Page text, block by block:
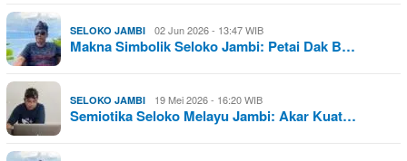
SELOKO JAMBI 02 Jun 2026 - 13:47 WIB
Makna Simbolik Seloko Jambi: Petai Dak B…
SELOKO JAMBI 19 Mei 2026 - 16:20 WIB
Semiotika Seloko Melayu Jambi: Akar Kuat…